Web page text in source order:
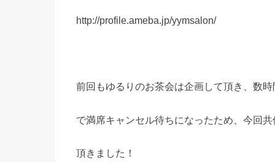
http://profile.ameba.jp/yymsalon/
前回もゆるりのお茶会は企画して頂き、数時
で満席キャンセル待ちになったため、今回共
頂きました！